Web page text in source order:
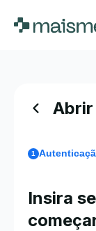
Abrir
1
Insira